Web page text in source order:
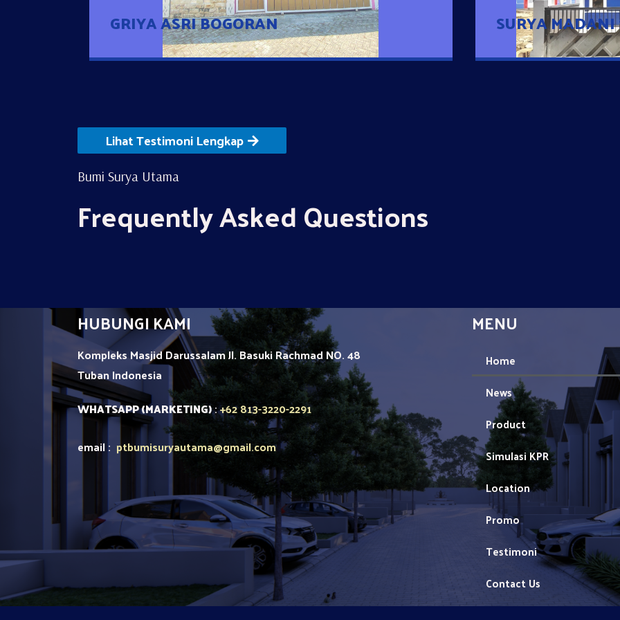
GRIYA ASRI BOGORAN SURYA
Lihat Testimoni Lengkap
Bumi Surya Utama
Frequently Asked Questions
HUBUNGI KAMI
Kompleks Masjid Darussalam Jl. Basuki Rachmad NO. 48
TubanIndonesia
WHATSAPP (MARKETING):+62 813-3220-2291
email : ptbumisuryautama@gmail.com
MENU
Home
News
Product
Simulasi KPR
Location
Promo
Testimoni
Contact Us